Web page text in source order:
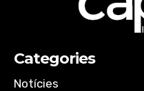
Categories
Notícies